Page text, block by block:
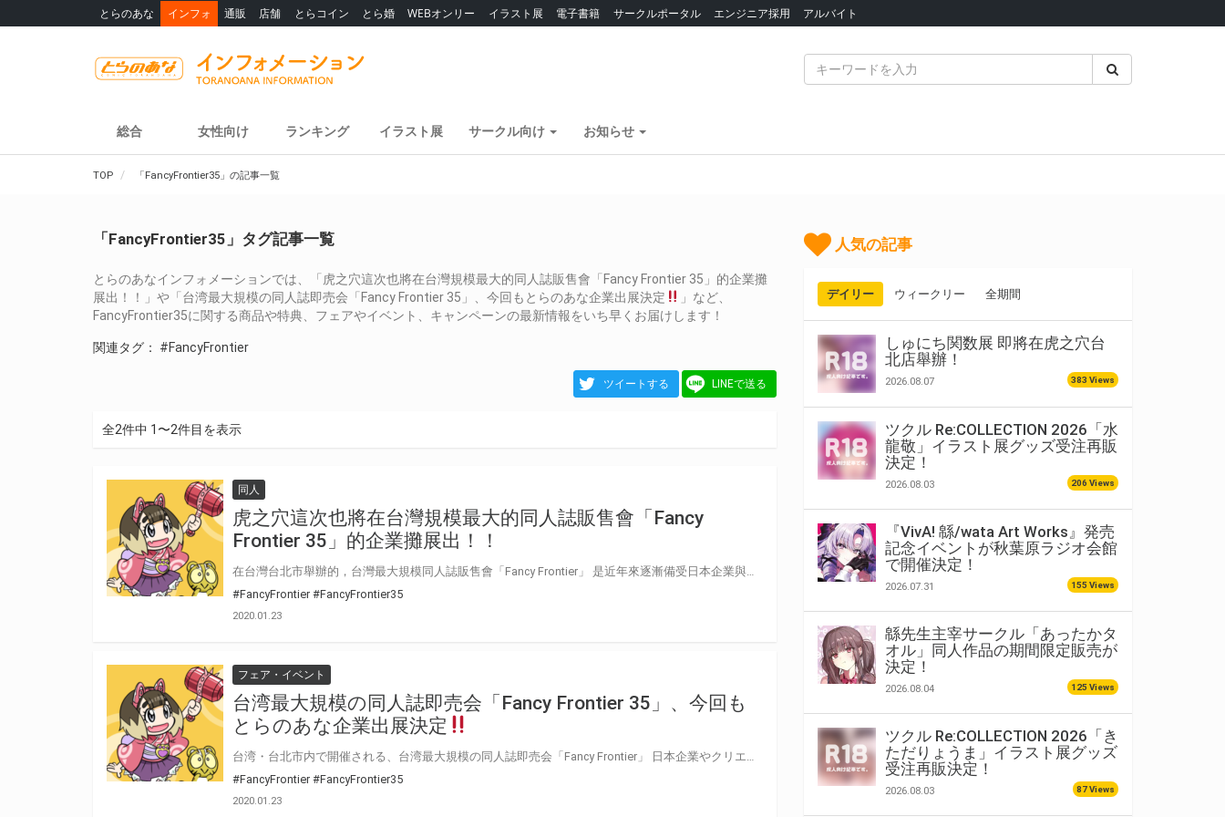
とらのあな インフォ 通販 店舗 とらコイン とら婚 WEBオンリー イラスト展 電子書籍 サークルポータル エンジニア採用 アルバイト
総合 女性向け ランキング イラスト展 サークル向け お知らせ
TOP 「FancyFrontier35」の記事一覧
「FancyFrontier35」タグ記事一覧
とらのあなインフォメーションでは、「虎之穴這次也將在台灣規模最大的同人誌販售會「Fancy Frontier 35」的企業攤
展出！！」や「台湾最大規模の同人誌即売会「Fancy Frontier 35」、今回もとらのあな企業出展決定
」など、
FancyFrontier35に関する商品や特典、フェアやイベント、キャンペーンの最新情報をいち早くお届けします！
関連タグ： #FancyFrontier
ツイートする LINEで送る
全2件中 1〜2件目を表示
同人
虎之穴這次也將在台灣規模最大的同人誌販售會「Fancy
Frontier 35」的企業攤展出！！
#FancyFrontier #FancyFrontier35
2020.01.23
フェア・イベント
台湾最大規模の同人誌即売会「Fancy Frontier 35」、今回も
とらのあな企業出展決定
#FancyFrontier #FancyFrontier35
2020.01.23
人気の記事
デイリー ウィークリー 全期間
しゅにち関数展 即將在虎之穴台
北店舉辦！
2026.08.07 383 Views
ツクル Re:COLLECTION 2026「水
龍敬」イラスト展グッズ受注再販
決定！
2026.08.03 206 Views
『VivA! 緜/wata Art Works』発売
記念イベントが秋葉原ラジオ会館
で開催決定！
2026.07.31 155 Views
緜先生主宰サークル「あったかタ
オル」同人作品の期間限定販売が
決定！
2026.08.04 125 Views
ツクル Re:COLLECTION 2026「き
ただりょうま」イラスト展グッズ
受注再販決定！
2026.08.03 87 Views